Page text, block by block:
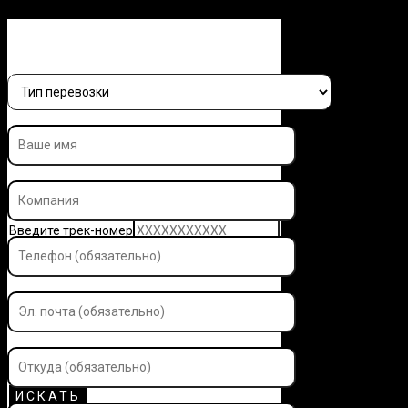
Введите трек-номер